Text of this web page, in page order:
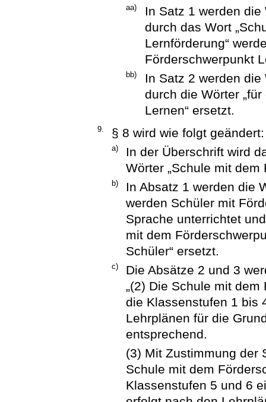
aa)
In Satz 1 werden die
durch das Wort
Lernförderung“
Förderschwerpunkt
bb)
In Satz 2 werden die
durch die Wörter
Lernen“ ersetzt.
9. § 8 wird wie folgt geändert:
a)
In der Überschrift wird
Wörter „Schule mit
b)
In Absatz 1 werden die
werden Schüler mit
Sprache unterrichtet
mit dem
Schüler“ ersetzt.
c)
Die Absätze 2 und 3
„(2) Die Schule mit
die Klassenstufen 1 bis
Lehrplänen für die
entsprechend.
(3) Mit Zustimmung der
Schule mit dem
Klassenstufen 5 und 6